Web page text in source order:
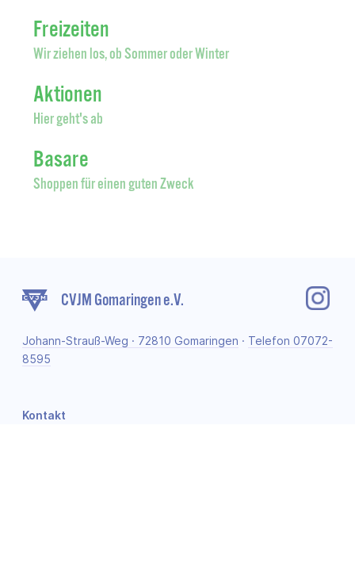
Freizeiten
Wir ziehen los, ob Sommer oder Winter
Aktionen
Hier geht's ab
Basare
Shoppen für einen guten Zweck
CVJM Gomaringen e.V.
Johann-Strauß-Weg · 72810 Gomaringen · Telefon 07072-
8595
Kontakt